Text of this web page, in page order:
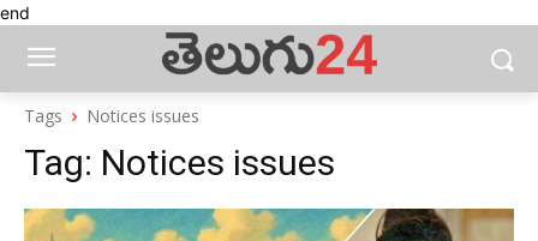
end
Tags Notices issues
Tag: Notices issues